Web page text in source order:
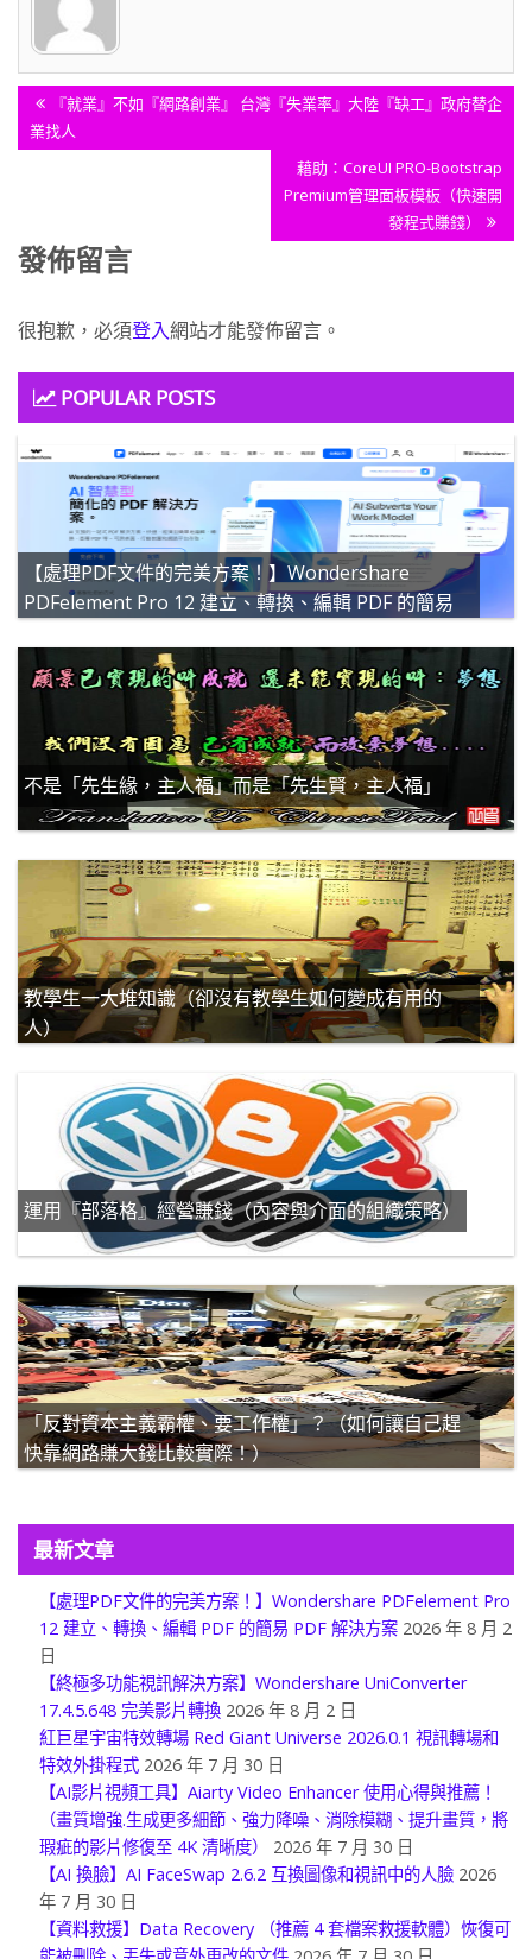
文
章
Previous
Post:
『就業』不如『網路創業』 台灣『失業率』大陸『缺工』政府替企
業找人
Next
Post:
藉助：CoreUI PRO-Bootstrap
Premium管理面板模板（快速開
發程式賺錢）
發佈留言
很抱歉，必須登入網站才能發佈留言。
POPULAR POSTS
【處理PDF文件的完美方案！】Wondershare
PDFelement Pro 12 建立、轉換、編輯 PDF 的簡易
不是「先生緣，主人福」而是「先生賢，主人福」
教學生一大堆知識（卻沒有教學生如何變成有用的
人）
運用『部落格』經營賺錢（內容與介面的組織策略）
「反對資本主義霸權、要工作權」？（如何讓自己趕
快靠網路賺大錢比較實際！）
最新文章
【處理PDF文件的完美方案！】Wondershare PDFelement Pro
12 建立、轉換、編輯 PDF 的簡易 PDF 解決方案 2026 年 8 月 2
日
【終極多功能視訊解決方案】Wondershare UniConverter
17.4.5.648 完美影片轉換 2026 年 8 月 2 日
紅巨星宇宙特效轉場 Red Giant Universe 2026.0.1 視訊轉場和
特效外掛程式 2026 年 7 月 30 日
【AI影片視頻工具】Aiarty Video Enhancer 使用心得與推薦！
（畫質增強.生成更多細節、強力降噪、消除模糊、提升畫質，將
瑕疵的影片修復至 4K 清晰度）
2026 年 7 月 30 日
【AI 換臉】AI FaceSwap 2.6.2 互換圖像和視訊中的人臉 2026
年 7 月 30 日
【資料救援】Data Recovery （推薦 4 套檔案救援軟體）恢復可